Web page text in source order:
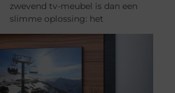
zwevend tv-meubel is dan een
slimme oplossing: het